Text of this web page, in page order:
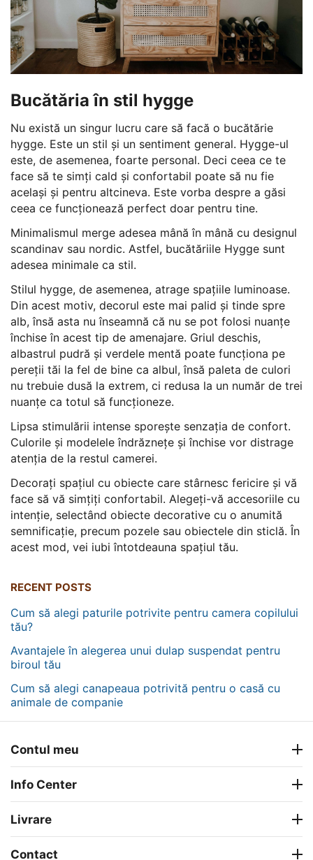
Bucătăria în stil hygge
Nu există un singur lucru care să facă o bucătărie
hygge. Este un stil și un sentiment general. Hygge-ul
este, de asemenea, foarte personal. Deci ceea ce te
face să te simți cald și confortabil poate să nu fie
același și pentru altcineva. Este vorba despre a găsi
ceea ce funcționează perfect doar pentru tine.
Minimalismul merge adesea mână în mână cu designul
scandinav sau nordic. Astfel, bucătăriile Hygge sunt
adesea minimale ca stil.
Stilul hygge, de asemenea, atrage spațiile luminoase.
Din acest motiv, decorul este mai palid și tinde spre
alb, însă asta nu înseamnă că nu se pot folosi nuanțe
închise în acest tip de amenajare. Griul deschis,
albastrul pudră și verdele mentă poate funcționa pe
pereții tăi la fel de bine ca albul, însă paleta de culori
nu trebuie dusă la extrem, ci redusa la un număr de trei
nuanțe ca totul să funcționeze.
Lipsa stimulării intense sporește senzația de confort.
Culorile și modelele îndrăznețe și închise vor distrage
atenția de la restul camerei.
Decorați spațiul cu obiecte care stârnesc fericire și vă
face să vă simțiți confortabil. Alegeți-vă accesoriile cu
intenție, selectând obiecte decorative cu o anumită
semnificație, precum pozele sau obiectele din sticlă. În
acest mod, vei iubi întotdeauna spațiul tău.
RECENT POSTS
Cum să alegi paturile potrivite pentru camera copilului
tău?
Avantajele în alegerea unui dulap suspendat pentru
biroul tău
Cum să alegi canapeaua potrivită pentru o casă cu
animale de companie
Contul meu
Info Center
Livrare
Contact